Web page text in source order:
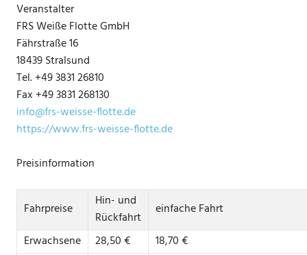
Veranstalter
FRS Weiße Flotte GmbH
Fährstraße 16
18439 Stralsund
Tel. +49 3831 26810
Fax +49 3831 268130
info@frs-weisse-flotte.de
https://www.frs-weisse-flotte.de
Preisinformation
Fahrpreise
Hin- und
Rückfahrt
einfache Fahrt
Erwachsene
28,50 €
18,70 €